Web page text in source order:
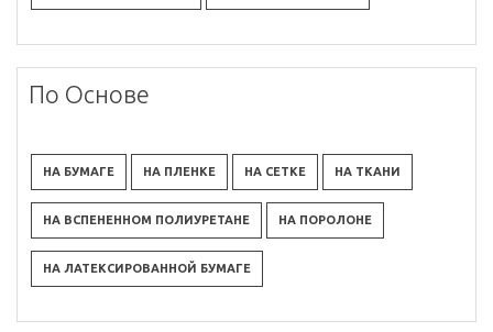
По Основе
НА БУМАГЕ НА ПЛЕНКЕ НА СЕТКЕ НА ТКАНИ
НА ВСПЕНЕННОМ ПОЛИУРЕТАНЕ НА ПОРОЛОНЕ
НА ЛАТЕКСИРОВАННОЙ БУМАГЕ